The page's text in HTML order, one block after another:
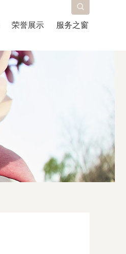
荣誉展示 服务之窗